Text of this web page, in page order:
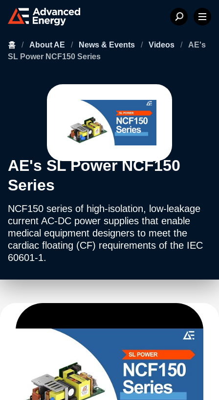
홈 / About AE / News & Events / Videos /
AE's
SL Power NCF150 Series
AE's SL Power NCF150
Series
NCF150 series of high-isolation, low-leakage
current AC-DC power supplies that enable
medical equipment designers to meet the
cardiac floating (CF) requirements of the IEC
60601-1.